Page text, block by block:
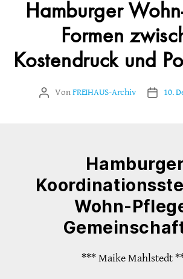
Hamburger
Formen
Kostendruck und
Beitragsautor
VonFREIHAUS-Archiv 10.
Wohn-
*** Maike Mahlstedt